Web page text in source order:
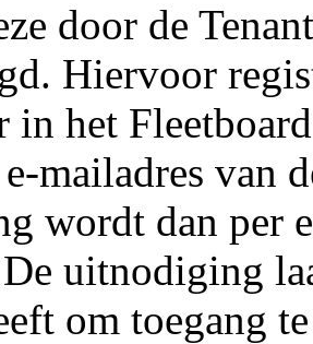
door de
Hiervoor
in het
mailadres van
wordt dan per
uitnodiging
om toegang